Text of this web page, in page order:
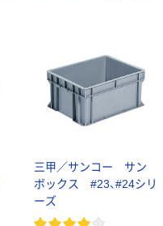
三甲／サンコー サン
ボックス #23、#24シリ
ーズ